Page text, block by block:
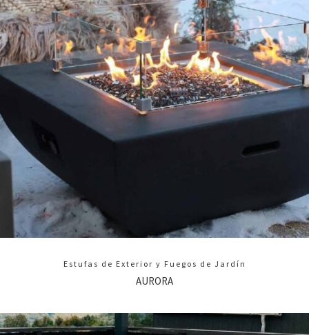
Estufas de Exterior y Fuegos de Jardín
AURORA